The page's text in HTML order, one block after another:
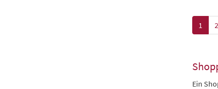
1 2
Ein